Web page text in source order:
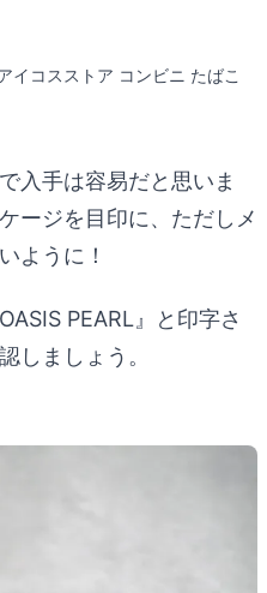
イコスストア コンビニ たばこ
入手は容易だと思いま
ージを目印に、ただしメ
ように！
PEARL』と印字さ
しましょう。